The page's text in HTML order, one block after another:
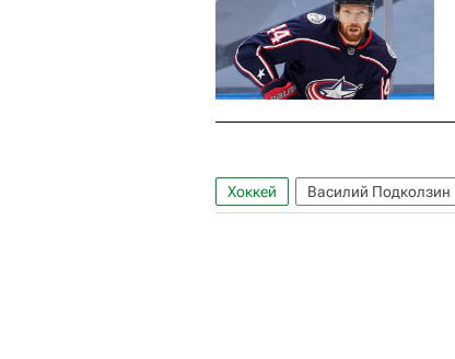
Хоккей Василий Подколзин